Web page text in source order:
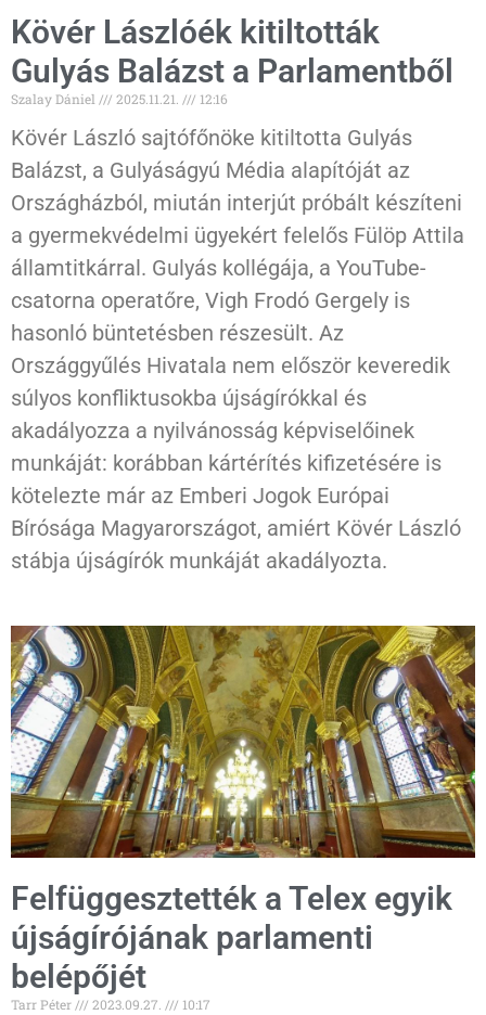
Kövér Lászlóék kitiltották
Gulyás Balázst a Parlamentből
Szalay Dániel 2025.11.21. 12:16
Kövér László sajtófőnöke kitiltotta Gulyás
Balázst, a Gulyáságyú Média alapítóját az
Országházból, miután interjút próbált készíteni
a gyermekvédelmi ügyekért felelős Fülöp Attila
államtitkárral. Gulyás kollégája, a YouTube-
csatorna operatőre, Vigh Frodó Gergely is
hasonló büntetésben részesült. Az
Országgyűlés Hivatala nem először keveredik
súlyos konfliktusokba újságírókkal és
akadályozza a nyilvánosság képviselőinek
munkáját: korábban kártérítés kifizetésére is
kötelezte már az Emberi Jogok Európai
Bírósága Magyarországot, amiért Kövér László
stábja újságírók munkáját akadályozta.
Felfüggesztették a Telex egyik
újságírójának parlamenti
belépőjét
Tarr Péter 2023.09.27. 10:17